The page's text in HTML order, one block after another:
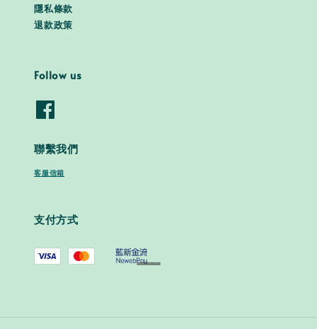
隱私條款
退款政策
Follow us
聯繫我們
客服信箱
支付方式